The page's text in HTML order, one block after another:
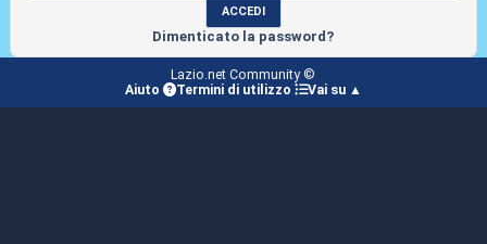
Dimenticato la password?
Lazio.net Community ©
Aiuto
Termini di utilizzo Vai su ▲